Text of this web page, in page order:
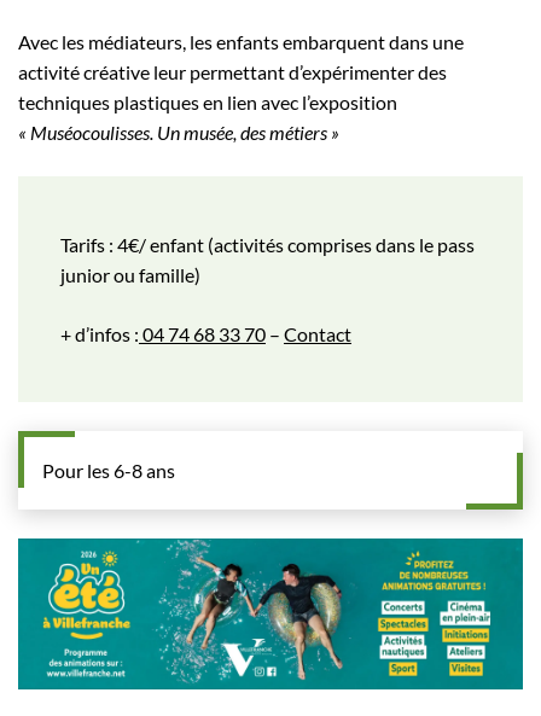
Avec les médiateurs, les enfants embarquent dans une
activité créative leur permettant d’expérimenter des
techniques plastiques en lien avec l’exposition
« Muséocoulisses. Un musée, des métiers »
Tarifs : 4€/ enfant (activités comprises dans le pass
junior ou famille)
+ d’infos : 04 74 68 33 70 – Contact
Pour les 6-8 ans